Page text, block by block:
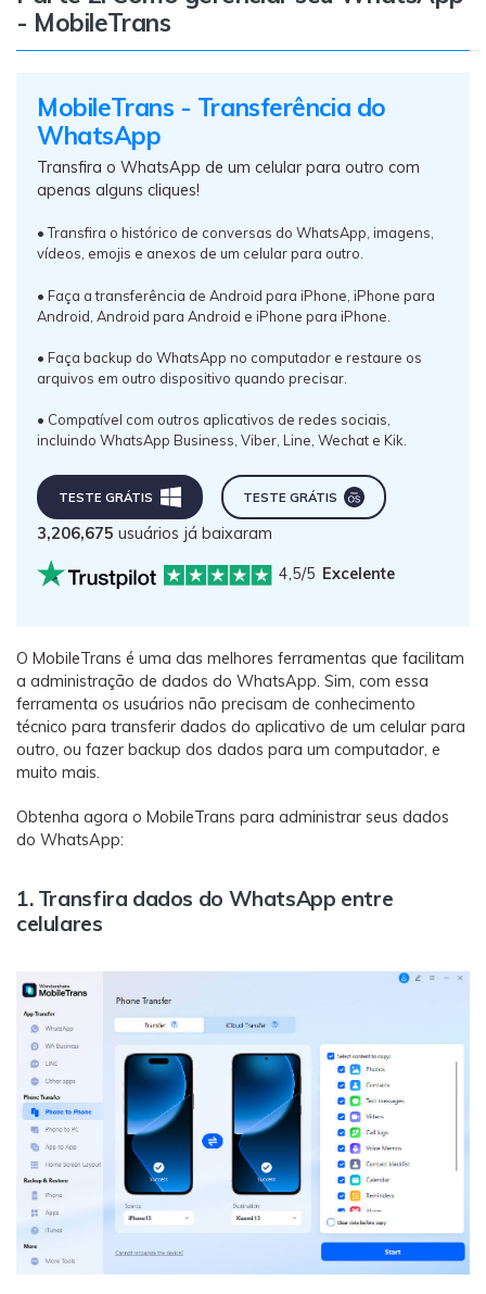
- MobileTrans
MobileTrans - Transferência do
WhatsApp
Transfira o WhatsApp de um celular para outro com
apenas alguns cliques!
• Transfira o histórico de conversas do WhatsApp, imagens,
vídeos, emojis e anexos de um celular para outro.
• Faça a transferência de Android para iPhone, iPhone para
Android, Android para Android e iPhone para iPhone.
• Faça backup do WhatsApp no ​​computador e restaure os
arquivos em outro dispositivo quando precisar.
• Compatível com outros aplicativos de redes sociais,
incluindo WhatsApp Business, Viber, Line, Wechat e Kik.
TESTE GRÁTIS TESTE GRÁTIS
3,206,675 usuários já baixaram
4,5/5 Excelente
O MobileTrans é uma das melhores ferramentas que facilitam
a administração de dados do WhatsApp. Sim, com essa
ferramenta os usuários não precisam de conhecimento
técnico para transferir dados do aplicativo de um celular para
outro, ou fazer backup dos dados para um computador, e
muito mais.
Obtenha agora o MobileTrans para administrar seus dados
do WhatsApp:
1. Transfira dados do WhatsApp entre
celulares